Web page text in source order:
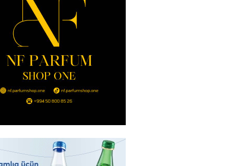
karta istədiyiniz qədər
edə bilərsiniz – VİDEO
- 14:00
avtomobildə Paşinyana nə
- 13:45
96